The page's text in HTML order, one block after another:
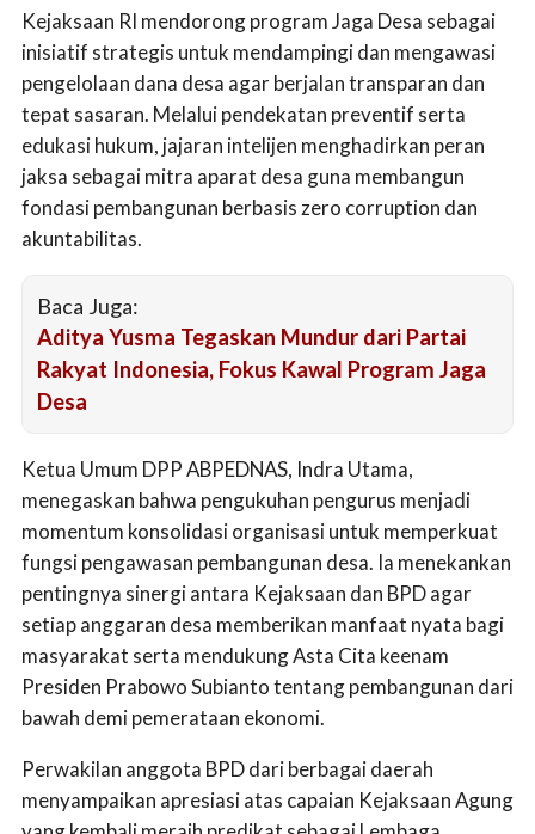
Kejaksaan RI mendorong program Jaga Desa sebagai
inisiatif strategis untuk mendampingi dan mengawasi
pengelolaan dana desa agar berjalan transparan dan
tepat sasaran. Melalui pendekatan preventif serta
edukasi hukum, jajaran intelijen menghadirkan peran
jaksa sebagai mitra aparat desa guna membangun
fondasi pembangunan berbasis zero corruption dan
akuntabilitas.
Baca Juga:
Aditya Yusma Tegaskan Mundur dari Partai
Rakyat Indonesia, Fokus Kawal Program Jaga
Desa
Ketua Umum DPP ABPEDNAS, Indra Utama,
menegaskan bahwa pengukuhan pengurus menjadi
momentum konsolidasi organisasi untuk memperkuat
fungsi pengawasan pembangunan desa. Ia menekankan
pentingnya sinergi antara Kejaksaan dan BPD agar
setiap anggaran desa memberikan manfaat nyata bagi
masyarakat serta mendukung Asta Cita keenam
Presiden Prabowo Subianto tentang pembangunan dari
bawah demi pemerataan ekonomi.
Perwakilan anggota BPD dari berbagai daerah
menyampaikan apresiasi atas capaian Kejaksaan Agung